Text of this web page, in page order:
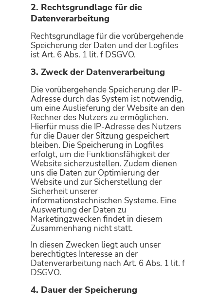
2. Rechtsgrundlage für die
Datenverarbeitung
Rechtsgrundlage für die vorübergehende
Speicherung der Daten und der Logfiles
ist Art. 6 Abs. 1 lit. f DSGVO.
3. Zweck der Datenverarbeitung
Die vorübergehende Speicherung der IP-
Adresse durch das System ist notwendig,
um eine Auslieferung der Website an den
Rechner des Nutzers zu ermöglichen.
Hierfür muss die IP-Adresse des Nutzers
für die Dauer der Sitzung gespeichert
bleiben. Die Speicherung in Logfiles
erfolgt, um die Funktionsfähigkeit der
Website sicherzustellen. Zudem dienen
uns die Daten zur Optimierung der
Website und zur Sicherstellung der
Sicherheit unserer
informationstechnischen Systeme. Eine
Auswertung der Daten zu
Marketingzwecken findet in diesem
Zusammenhang nicht statt.
In diesen Zwecken liegt auch unser
berechtigtes Interesse an der
Datenverarbeitung nach Art. 6 Abs. 1 lit. f
DSGVO.
4. Dauer der Speicherung